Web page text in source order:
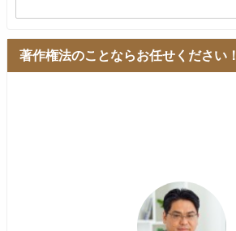
著作権法のことならお任せください！